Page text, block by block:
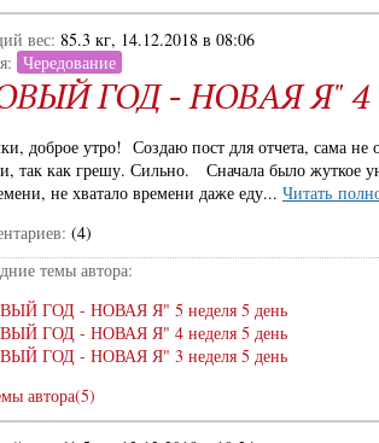
вес: 85.3 кг, 14.12.2018 в 08:06
Чередование
ГОД - НОВАЯ Я" 4
доброе утро! Создаю пост для отчета, сама не
так как грешу. Сильно. Сначала было жуткое
не хватало времени даже еду... Читать
(4)
темы автора:
ГОД - НОВАЯ Я" 5 неделя 5 день
ГОД - НОВАЯ Я" 4 неделя 5 день
ГОД - НОВАЯ Я" 3 неделя 5 день
автора(5)